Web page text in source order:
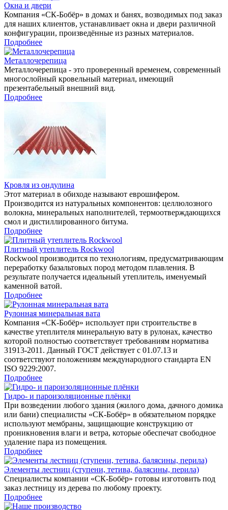
Окна и двери
Компания «СК-Бобёр» в домах и банях, возводимых под заказ
для наших клиентов, устанавливает окна и двери различной
конфигурации, произведённые из разных материалов.
Подробнее
Металлочерепица
Металлочерепица - это проверенный временем, современный
многослойный кровельный материал, имеющий
презентабельный внешний вид.
Подробнее
Кровля из ондулина
Этот материал в обиходе называют еврошифером.
Производится из натуральных компонентов: целлюлозного
волокна, минеральных наполнителей, термоотверждающихся
смол и дистиллированного битума.
Подробнее
Плитный утеплитель Rockwool
Rockwool производится по технологиям, предусматривающим
переработку базальтовых пород методом плавления. В
результате получается идеальный утеплитель, именуемый
каменной ватой.
Подробнее
Рулонная минеральная вата
Компания «СК-Бобёр» использует при строительстве в
качестве утеплителя минеральную вату в рулонах, качество
которой полностью соответствует требованиям норматива
31913-2011. Данный ГОСТ действует с 01.07.13 и
соответствуют положениям международного стандарта EN
ISO 9229:2007.
Подробнее
Гидро- и пароизоляционные плёнки
При возведении любого здания (жилого дома, дачного домика
или бани) специалисты «СК-Бобёр» в обязательном порядке
используют мембраны, защищающие конструкцию от
проникновения влаги и ветра, которые обеспечат свободное
удаление пара из помещения.
Подробнее
Элементы лестниц (ступени, тетива, балясины, перила)
Специалисты компании «СК-Бобёр» готовы изготовить под
заказ лестницу из дерева по любому проекту.
Подробнее